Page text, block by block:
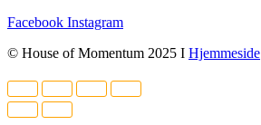
Facebook Instagram
© House of Momentum 2025 I Hjemmeside